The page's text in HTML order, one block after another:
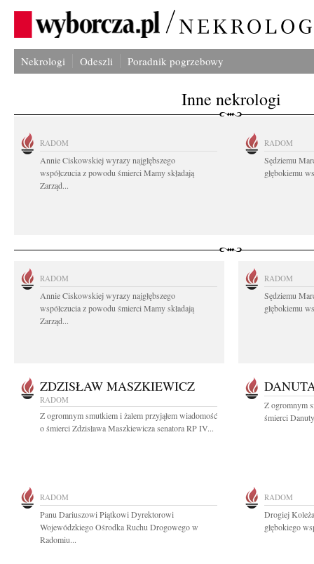
Nekrologi Odeszli Poradnik pogrzebowy
Inne nekrologi
RADOM
Annie Ciskowskiej wyrazy najgłębszego
współczucia z powodu śmierci Mamy składają
Zarząd...
RADOM
Sędziemu
głębokiemu
RADOM
Annie Ciskowskiej wyrazy najgłębszego
współczucia z powodu śmierci Mamy składają
Zarząd...
RADOM
Sędziemu
głębokiemu
ZDZISŁAW MASZKIEWICZ
RADOM
Z ogromnym smutkiem i żalem przyjąłem wiadomość
o śmierci Zdzisława Maszkiewicza senatora RP IV...
Z ogromnym
śmierci
RADOM
Panu Dariuszowi Piątkowi Dyrektorowi
Wojewódzkiego Ośrodka Ruchu Drogowego w
Radomiu...
RADOM
Drogiej
głębokiego